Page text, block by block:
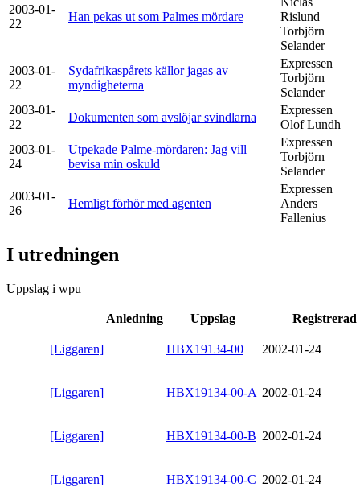
2003-01-
22
Han pekas ut som Palmes mördare
Rislund
Torbjörn
Selander
2003-01-
22
Sydafrikaspårets källor jagas av
myndigheterna
Expressen
Torbjörn
Selander
2003-01-
22
Dokumenten som avslöjar svindlarna
Expressen
Olof Lundh
2003-01-
24
Utpekade Palme-mördaren: Jag vill
bevisa min oskuld
Expressen
Torbjörn
Selander
2003-01-
26
Hemligt förhör med agenten
Expressen
Anders
Fallenius
I utredningen
Uppslag i wpu
Anledning Uppslag Registrerad
[Liggaren] HBX19134-00 2002-01-24
[Liggaren] HBX19134-00-A 2002-01-24
[Liggaren] HBX19134-00-B 2002-01-24
[Liggaren] HBX19134-00-C 2002-01-24